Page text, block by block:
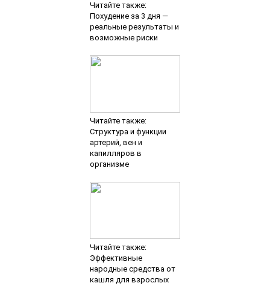
Читайте также:
Похудение за 3 дня —
реальные результаты и
возможные риски
Читайте также:
Структура и функции
артерий, вен и
капилляров в
организме
Читайте также:
Эффективные
народные средства от
кашля для взрослых